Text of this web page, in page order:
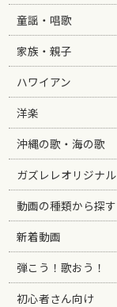
童謡・唱歌
家族・親子
ハワイアン
洋楽
沖縄の歌・海の歌
ガズレレオリジナル
動画の種類から探す
新着動画
弾こう！歌おう！
初心者さん向け